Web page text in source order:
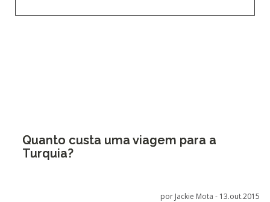
Quanto custa uma viagem para a
Turquia?
por Jackie Mota - 13.out.2015